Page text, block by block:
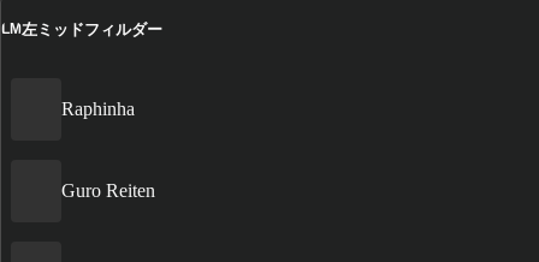
LM左ミッドフィルダー
Raphinha
Guro Reiten